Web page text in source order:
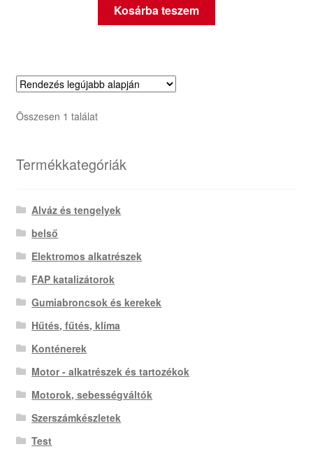
Kosárba teszem
Összesen 1 találat
Termékkategóriák
Alváz és tengelyek
belső
Elektromos alkatrészek
FAP katalizátorok
Gumiabroncsok és kerekek
Hűtés, fűtés, klíma
Konténerek
Motor - alkatrészek és tartozékok
Motorok, sebességváltók
Szerszámkészletek
Test